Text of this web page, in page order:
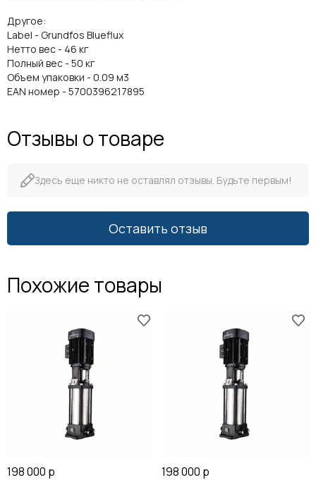
Другое:
Label - Grundfos Blueflux
Нетто вес - 46 кг
Полный вес - 50 кг
Объем упаковки - 0.09 м3
EAN номер - 5700396217895
Отзывы о товаре
Здесь еще никто не оставлял отзывы. Будьте первым!
Оставить отзыв
Похожие товары
198 000 р 198 000 р